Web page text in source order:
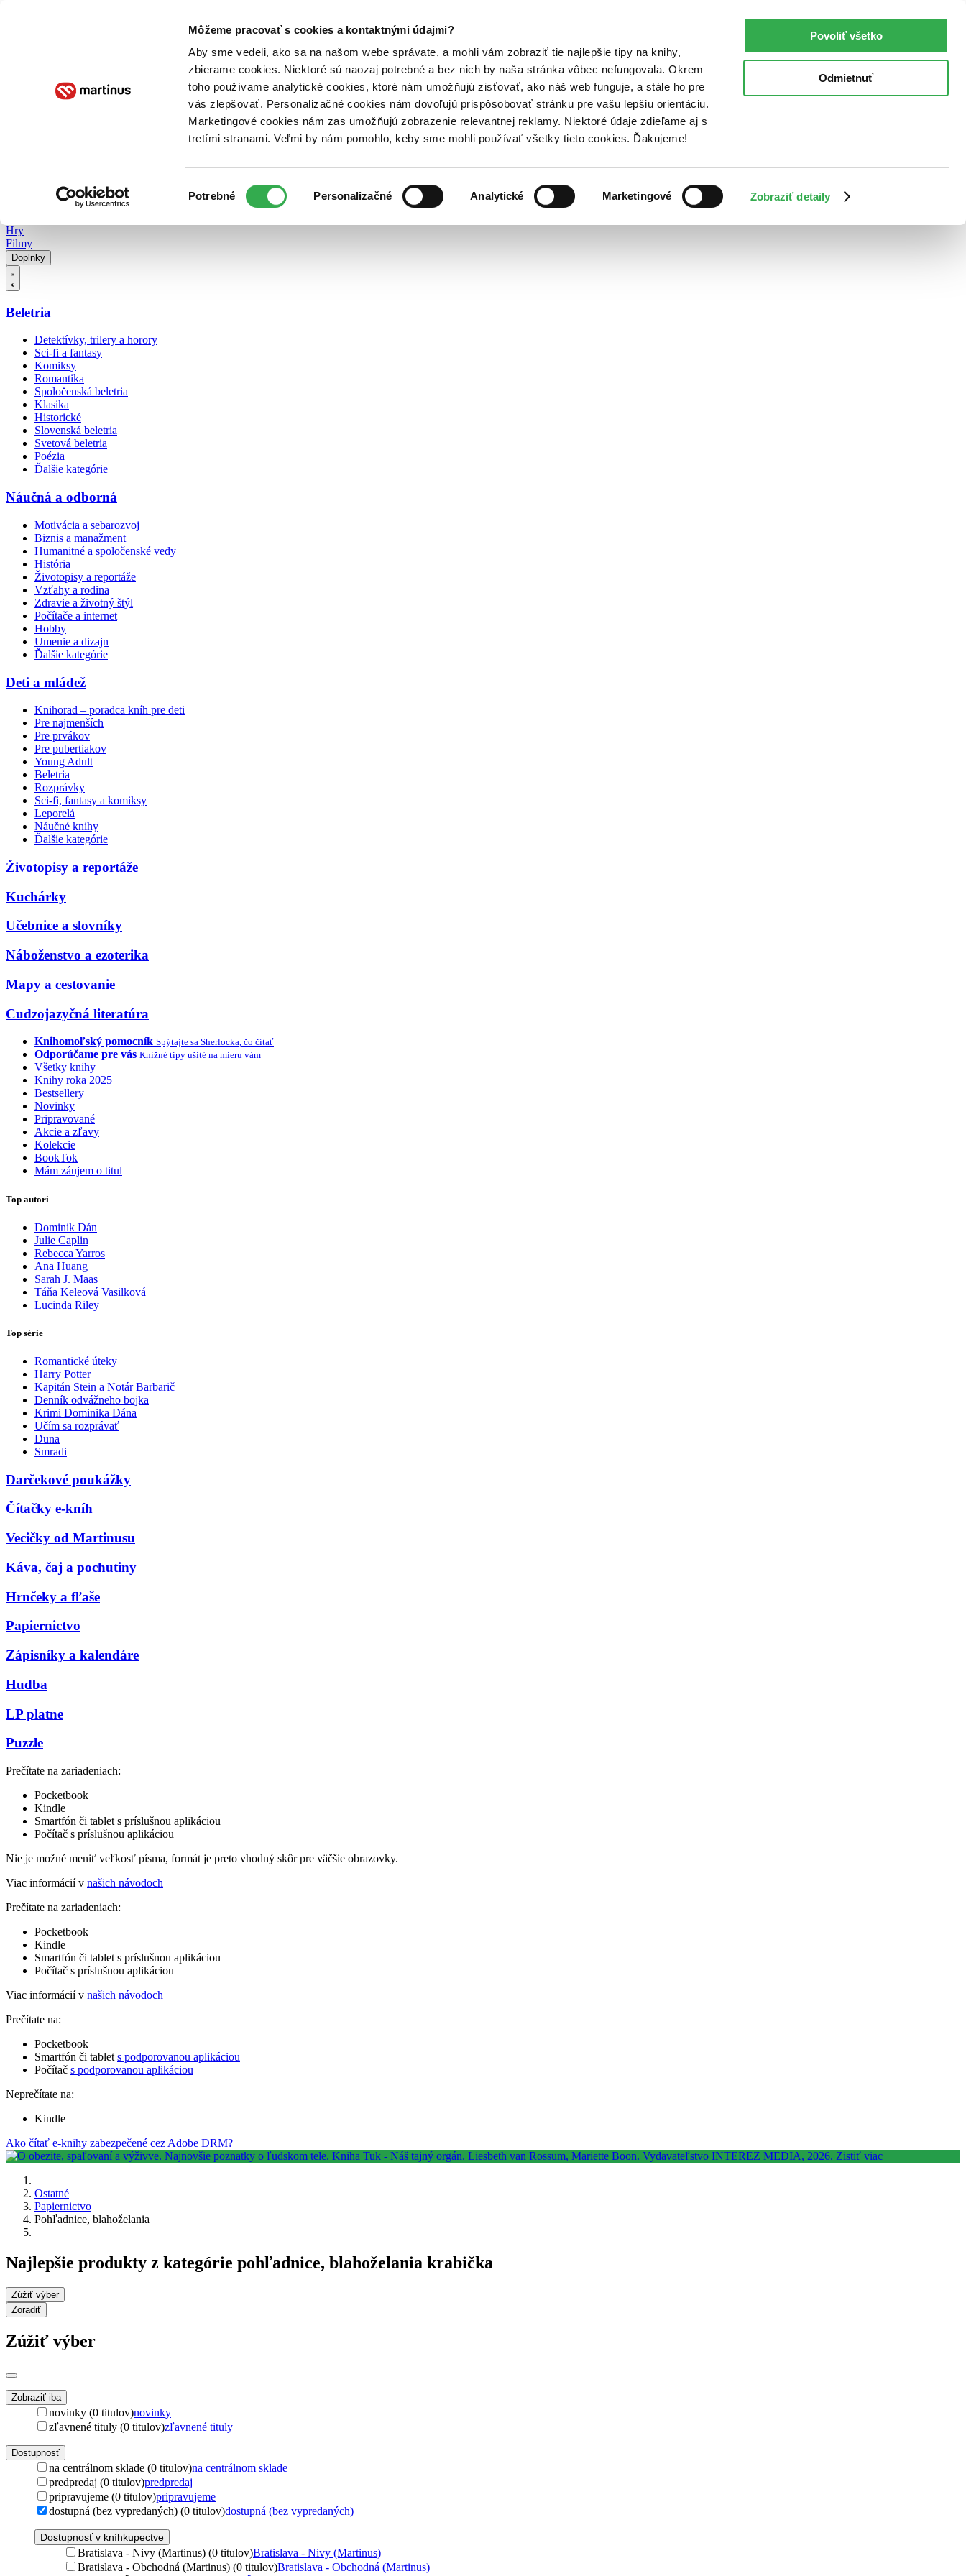
Môžeme pracovať s cookies a kontaktnými údajmi?
Aby sme vedeli, ako sa na našom webe správate, a mohli vám zobraziť tie najlepšie tipy na knihy,
zbierame cookies. Niektoré sú naozaj potrebné a bez nich by naša stránka vôbec nefungovala. Okrem
toho používame analytické cookies, ktoré nám umožňujú zisťovať, ako náš web funguje, a stále ho pre
vás zlepšovať. Personalizačné cookies nám dovoľujú prispôsobovať stránku pre vašu lepšiu orientáciu.
Marketingové cookies nám zas umožňujú zobrazenie relevantnej reklamy. Niektoré údaje zdieľame aj s
tretími stranami. Veľmi by nám pomohlo, keby sme mohli používať všetky tieto cookies. Ďakujeme!
súhlasu
Potrebné Personalizačné Analytické Marketingové Zobraziť detaily
Povoliť všetko
Odmietnuť
Poukážky Kontakt
Hry
Filmy
Doplnky
Beletria
Detektívky, trilery a horory
Sci-fi a fantasy
Komiksy
Romantika
Spoločenská beletria
Klasika
Historické
Slovenská beletria
Svetová beletria
Poézia
Ďalšie kategórie
Náučná a odborná
Motivácia a sebarozvoj
Biznis a manažment
Humanitné a spoločenské vedy
História
Životopisy a reportáže
Vzťahy a rodina
Zdravie a životný štýl
Počítače a internet
Hobby
Umenie a dizajn
Ďalšie kategórie
Deti a mládež
Knihorad – poradca kníh pre deti
Pre najmenších
Pre prvákov
Pre pubertiakov
Young Adult
Beletria
Rozprávky
Sci-fi, fantasy a komiksy
Leporelá
Náučné knihy
Ďalšie kategórie
Životopisy a reportáže
Kuchárky
Učebnice a slovníky
Náboženstvo a ezoterika
Mapy a cestovanie
Cudzojazyčná literatúra
Knihomoľský pomocník Spýtajte sa Sherlocka, čo čítať
Odporúčame pre vás Knižné tipy ušité na mieru vám
Všetky knihy
Knihy roka 2025
Bestsellery
Novinky
Pripravované
Akcie a zľavy
Kolekcie
BookTok
Mám záujem o titul
Top autori
Dominik Dán
Julie Caplin
Rebecca Yarros
Ana Huang
Sarah J. Maas
Táňa Keleová Vasilková
Lucinda Riley
Top série
Romantické úteky
Harry Potter
Kapitán Stein a Notár Barbarič
Denník odvážneho bojka
Krimi Dominika Dána
Učím sa rozprávať
Duna
Smradi
Darčekové poukážky
Čítačky e-kníh
Vecičky od Martinusu
Káva, čaj a pochutiny
Hrnčeky a fľaše
Papiernictvo
Zápisníky a kalendáre
Hudba
LP platne
Puzzle
Prečítate na zariadeniach:
Pocketbook
Kindle
Smartfón či tablet s príslušnou aplikáciou
Počítač s príslušnou aplikáciou
Nie je možné meniť veľkosť písma, formát je preto vhodný skôr pre väčšie obrazovky.
Viac informácií v našich návodoch
Prečítate na zariadeniach:
Pocketbook
Kindle
Smartfón či tablet s príslušnou aplikáciou
Počítač s príslušnou aplikáciou
Viac informácií v našich návodoch
Prečítate na:
Pocketbook
Smartfón či tablet s podporovanou aplikáciou
Počítač s podporovanou aplikáciou
Neprečítate na:
Kindle
Ako čítať e-knihy zabezpečené cez Adobe DRM?
Ostatné
Papiernictvo
Pohľadnice, blahoželania
Najlepšie produkty z kategórie pohľadnice, blahoželania krabička
Zúžiť výber
Zoradiť
Zúžiť výber
Zobraziť iba
novinky (0 titulov)novinky
zľavnené tituly (0 titulov)zľavnené tituly
Dostupnosť
na centrálnom sklade (0 titulov)na centrálnom sklade
predpredaj (0 titulov)predpredaj
pripravujeme (0 titulov)pripravujeme
dostupná (bez vypredaných) (0 titulov)dostupná (bez vypredaných)
Dostupnosť v kníhkupectve
Bratislava - Nivy (Martinus) (0 titulov)Bratislava - Nivy (Martinus)
Bratislava - Obchodná (Martinus) (0 titulov)Bratislava - Obchodná (Martinus)